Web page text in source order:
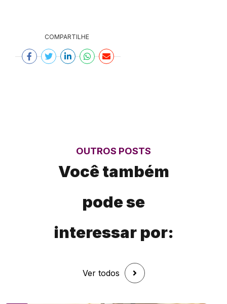
OUTROS POSTS
Você também
pode se
interessar por:
Ver todos